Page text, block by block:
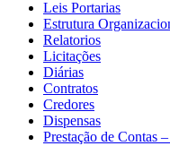
Leis Portarias
Estrutura
Relatorios
Licitações
Diárias
Contratos
Credores
Dispensas
Prestação de Contas